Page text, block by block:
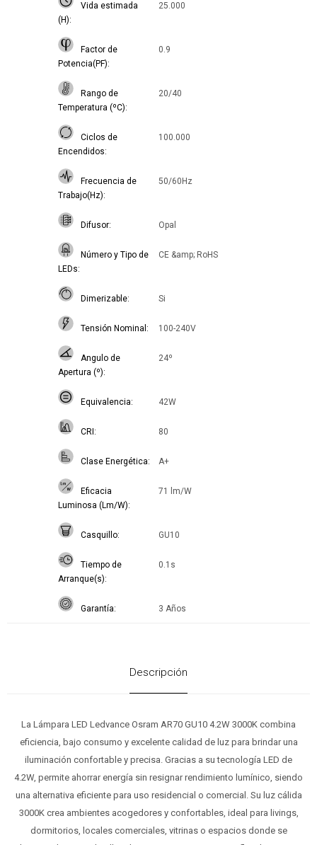
Vida estimada
(H)
25.000
Factor de
Potencia(PF)
0.9
Rango de
Temperatura (ºC)
20/40
Ciclos de
Encendidos
100.000
Frecuencia de
Trabajo(Hz)
50/60Hz
Difusor Opal
Número y Tipo de
LEDs
CE &amp; RoHS
Dimerizable Si
Tensión Nominal 100-240V
Angulo de
Apertura (º)
24º
Equivalencia 42W
CRI 80
Clase Energética A+
Eficacia
Luminosa (Lm/W)
71 lm/W
Casquillo GU10
Tiempo de
Arranque(s)
0.1s
Garantía 3 Años
Descripción
La Lámpara LED Ledvance Osram AR70 GU10 4.2W 3000K combina
eficiencia, bajo consumo y excelente calidad de luz para brindar una
iluminación confortable y precisa. Gracias a su tecnología LED de
4.2W, permite ahorrar energía sin resignar rendimiento lumínico, siendo
una alternativa eficiente para uso residencial o comercial. Su luz cálida
3000K crea ambientes acogedores y confortables, ideal para livings,
dormitorios, locales comerciales, vitrinas o espacios donde se